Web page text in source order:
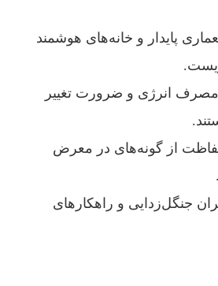
پایدار و خانه‌های هوشمند
انرژی و ضرورت تغییر
از گونه‌های در معرض
جنگل‌زدایی و راهکارهای